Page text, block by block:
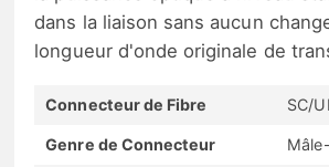
dans la liaison sans aucun
longueur d'onde originale de
Connecteur de Fibre SC/
Genre de Connecteur